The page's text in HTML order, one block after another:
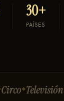
30+
PAÍSES
Televisión